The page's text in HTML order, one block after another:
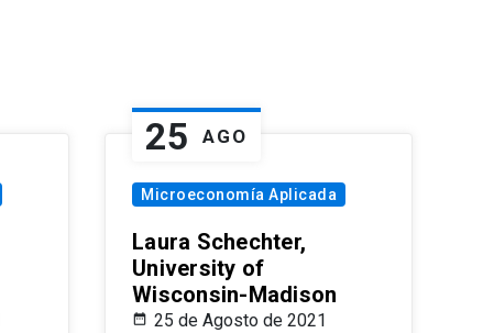
25 AGO
Microeconomía Aplicada
Laura Schechter,
University of
Wisconsin-Madison
25 de Agosto de 2021